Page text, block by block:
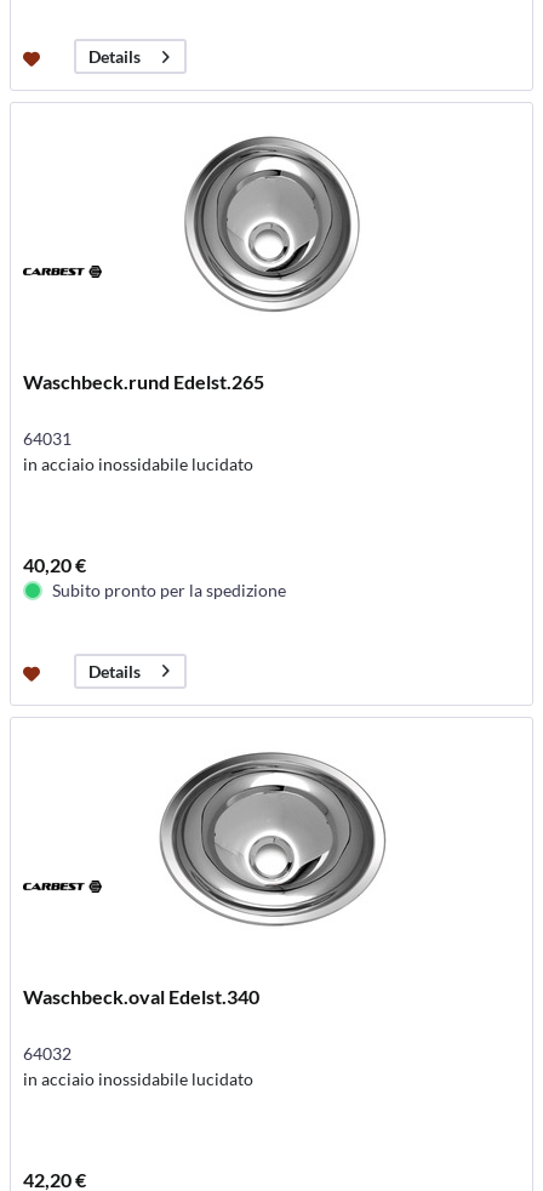
Details
Waschbeck.rund Edelst.265
64031
in acciaio inossidabile lucidato
40,20 €
Subito pronto per la spedizione
Details
Waschbeck.oval Edelst.340
64032
in acciaio inossidabile lucidato
42,20 €